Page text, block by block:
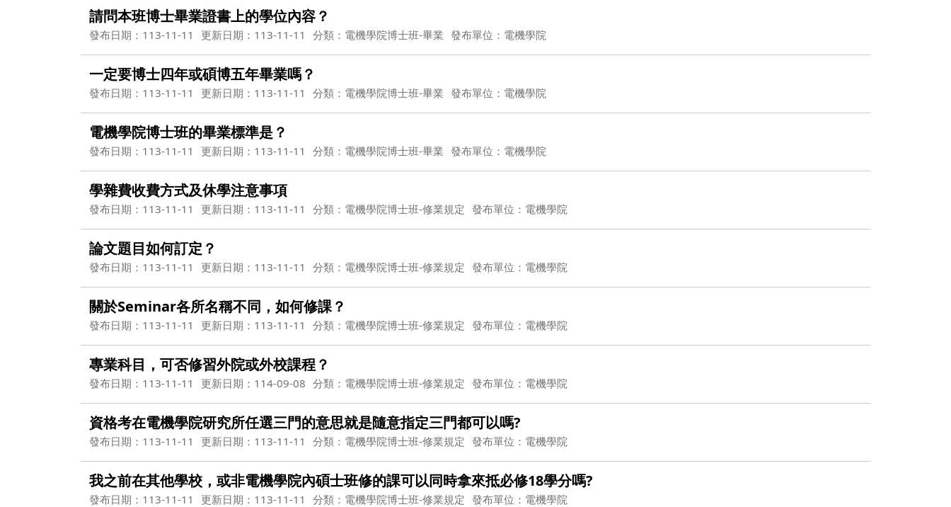
請問本班博士畢業證書上的學位內容？
發布日期：113-11-11 更新日期：113-11-11 分類：電機學院博士班-畢業 發布單位：電機學院
一定要博士四年或碩博五年畢業嗎？
發布日期：113-11-11 更新日期：113-11-11 分類：電機學院博士班-畢業 發布單位：電機學院
電機學院博士班的畢業標準是？
發布日期：113-11-11 更新日期：113-11-11 分類：電機學院博士班-畢業 發布單位：電機學院
學雜費收費方式及休學注意事項
發布日期：113-11-11 更新日期：113-11-11 分類：電機學院博士班-修業規定 發布單位：電機學院
論文題目如何訂定？
發布日期：113-11-11 更新日期：113-11-11 分類：電機學院博士班-修業規定 發布單位：電機學院
關於Seminar各所名稱不同，如何修課？
發布日期：113-11-11 更新日期：113-11-11 分類：電機學院博士班-修業規定 發布單位：電機學院
專業科目，可否修習外院或外校課程？
發布日期：113-11-11 更新日期：114-09-08 分類：電機學院博士班-修業規定 發布單位：電機學院
資格考在電機學院研究所任選三門的意思就是隨意指定三門都可以嗎?
發布日期：113-11-11 更新日期：113-11-11 分類：電機學院博士班-修業規定 發布單位：電機學院
我之前在其他學校，或非電機學院內碩士班修的課可以同時拿來抵必修18學分嗎?
發布日期：113-11-11 更新日期：113-11-11 分類：電機學院博士班-修業規定 發布單位：電機學院